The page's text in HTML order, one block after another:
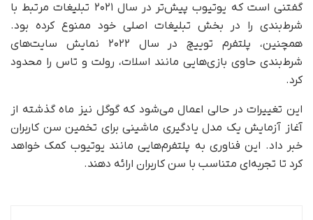
گفتنی است که یوتیوب پیش‌تر در سال ۲۰۲۱ تبلیغات مرتبط با
شرط‌بندی را در بخش تبلیغات اصلی خود ممنوع کرده بود.
همچنین، پلتفرم توییچ در سال ۲۰۲۲ نمایش سایت‌های
شرط‌بندی حاوی بازی‌هایی مانند اسلات، رولت و تاس را محدود
کرد.
این تغییرات در حالی اعمال می‌شود که گوگل نیز ماه گذشته از
آغاز آزمایش یک مدل یادگیری ماشینی برای تخمین سن کاربران
خبر داد. این فناوری به پلتفرم‌هایی مانند یوتیوب کمک خواهد
کرد تا تجربه‌ای متناسب با سن کاربران ارائه دهند.